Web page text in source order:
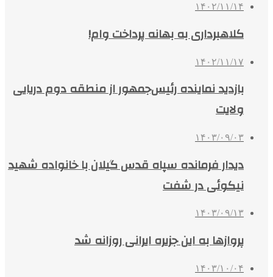
۱۴۰۲/۱۱/۱۴
کلاهبرداری به بهانه پرداخت وام!
۱۴۰۲/۱۱/۱۷
بازدید نماینده رئیس‌جمهور از منطقه دوم دریایی
ولایت
۱۴۰۳/۰۹/۰۳
دیدار فرمانده سپاه قدس گیلان با خانواده شهید
نیکوئی در شفت
۱۴۰۳/۰۹/۱۳
پروازها به این جزیره ایرانی روزانه شد
۱۴۰۳/۱۰/۰۴